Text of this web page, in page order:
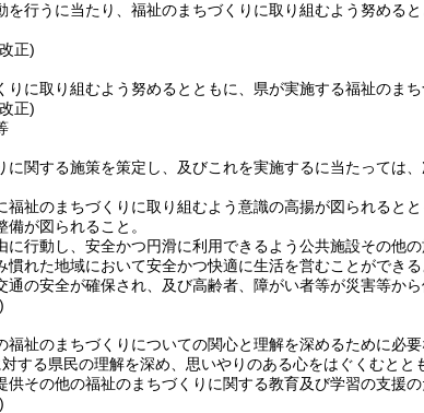
を行うに当たり、福祉のまちづくりに取り組むよう努める
正)
りに取り組むよう努めるとともに、県が実施する福祉のま
正)
に関する施策を策定し、及びこれを実施するに当たっては
福祉のまちづくりに取り組むよう意識の高揚が図られると
が図られること。
行動し、安全かつ円滑に利用できるよう公共施設その他の
慣れた地域において安全かつ快適に生活を営むことができ
の安全が確保され、及び高齢者、障がい者等が災害等から
福祉のまちづくりについての関心と理解を深めるために必
する県民の理解を深め、思いやりのある心をはぐくむと
その他の福祉のまちづくりに関する教育及び学習の支援